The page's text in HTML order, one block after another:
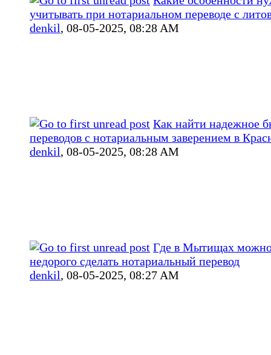
учитывать при нотариальном переводе с
denkil, 08-05-2025, 08:28 AM
Как найти надежное
переводов с нотариальным заверением в
denkil, 08-05-2025, 08:28 AM
Где в Мытищах
недорого сделать нотариальный перевод
denkil, 08-05-2025, 08:27 AM